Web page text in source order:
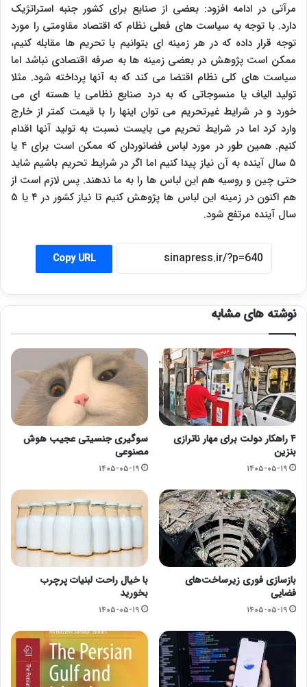
مرآتی در ادامه افزود: بعضی از صنایع برای کشور جنبه استراتژیک
دارد. با توجه به سیاست های فعلی نظام که اقتصاد مقاومتی را مورد
توجه قرار داده که در هر زمینه ای بتوانیم با تحریم ها مقابله کنیم،
ممکن است پژوهش در بعضی زمینه ها به صرفه اقتصادی نباشد اما
سیاست های کلی نظام اقتضا می کند که به آنها پرداخته شود. مثلا
تولید الیاف یا منسوجاتی که به درد صنایع نظامی یا هسته ای می
خورد و در شرایط غیرتحریم می توان اینها را با قیمت کمتر از خارج
وارد کرد اما در شرایط تحریم می بایست نسبت به تولید آنها اقدام
کنیم. همین طور در مورد لباس فضانوردان که ممکن است برای ۴ یا
۵ سال آینده به آن نیاز پیدا کنیم اما اگر در شرایط تحریم باشیم شاید
حتی چین و روسیه هم این لباس ها را به ما ندهند. پس لازم است از
هم اکنون در زمینه این لباس ها پژوهش کنیم تا نیاز کشور در ۴ یا ۵
سال آینده مرتفع شود.
Copy URL
نوشته های مشابه
۴ راهکار دولت برای مهار ناترازی
بنزین
۱۴۰۵-۰۵-۱۹
سوگیری جنسیتی عجیب هوش
مصنوعی
۱۴۰۵-۰۵-۱۹
بازسازی فوری زیرساخت‌های
فضایی
۱۴۰۵-۰۵-۱۹
با خیال راحت لبنیات پرچرب
بخورید
۱۴۰۵-۰۵-۱۹